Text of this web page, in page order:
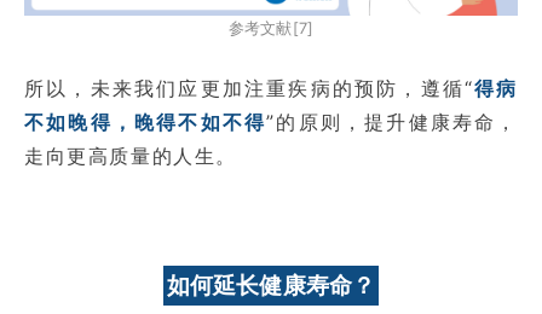
参考文献[7]
所以，未来我们应更加注重疾病的预防，遵循“得病
不如晚得，晚得不如不得”的原则，提升健康寿命，
走向更高质量的人生。
如何延长健康寿命？